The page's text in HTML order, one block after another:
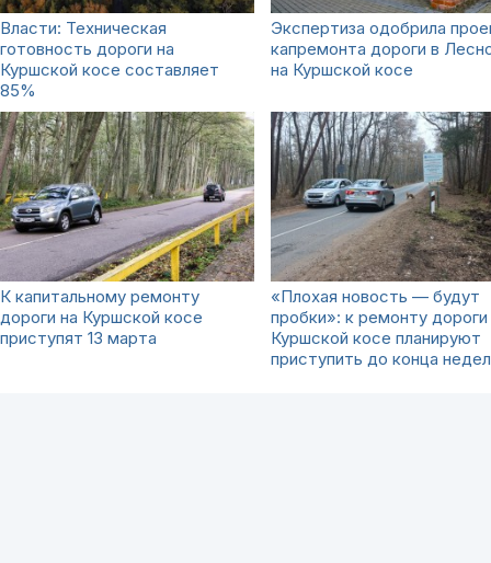
Власти: Техническая
готовность дороги на
Куршской косе составляет
85%
Экспертиза одобрила
капремонта дороги в
на Куршской косе
К капитальному ремонту
дороги на Куршской косе
приступят 13 марта
«Плохая новость — будут
пробки»: к ремонту дороги
Куршской косе планируют
приступить до конца